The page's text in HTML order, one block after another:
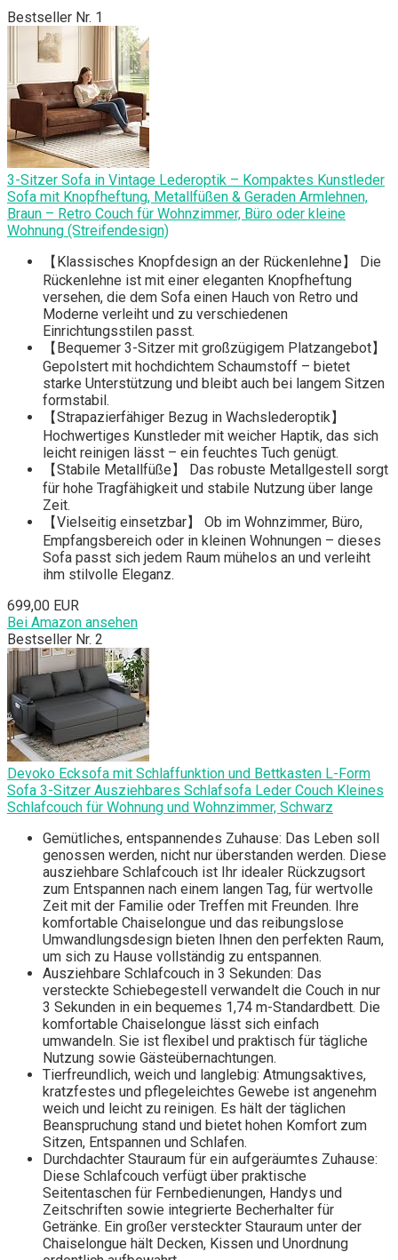
Bestseller Nr. 1
3-Sitzer Sofa in Vintage Lederoptik – Kompaktes Kunstleder
Sofa mit Knopfheftung, Metallfüßen & Geraden Armlehnen,
Braun – Retro Couch für Wohnzimmer, Büro oder kleine
Wohnung (Streifendesign)
【Klassisches Knopfdesign an der Rückenlehne】 Die
Rückenlehne ist mit einer eleganten Knopfheftung
versehen, die dem Sofa einen Hauch von Retro und
Moderne verleiht und zu verschiedenen
Einrichtungsstilen passt.
【Bequemer 3-Sitzer mit großzügigem Platzangebot】
Gepolstert mit hochdichtem Schaumstoff – bietet
starke Unterstützung und bleibt auch bei langem Sitzen
formstabil.
【Strapazierfähiger Bezug in Wachslederoptik】
Hochwertiges Kunstleder mit weicher Haptik, das sich
leicht reinigen lässt – ein feuchtes Tuch genügt.
【Stabile Metallfüße】 Das robuste Metallgestell sorgt
für hohe Tragfähigkeit und stabile Nutzung über lange
Zeit.
【Vielseitig einsetzbar】 Ob im Wohnzimmer, Büro,
Empfangsbereich oder in kleinen Wohnungen – dieses
Sofa passt sich jedem Raum mühelos an und verleiht
ihm stilvolle Eleganz.
699,00 EUR
Bei Amazon ansehen
Bestseller Nr. 2
Devoko Ecksofa mit Schlaffunktion und Bettkasten L-Form
Sofa 3-Sitzer Ausziehbares Schlafsofa Leder Couch Kleines
Schlafcouch für Wohnung und Wohnzimmer, Schwarz
Gemütliches, entspannendes Zuhause: Das Leben soll
genossen werden, nicht nur überstanden werden. Diese
ausziehbare Schlafcouch ist Ihr idealer Rückzugsort
zum Entspannen nach einem langen Tag, für wertvolle
Zeit mit der Familie oder Treffen mit Freunden. Ihre
komfortable Chaiselongue und das reibungslose
Umwandlungsdesign bieten Ihnen den perfekten Raum,
um sich zu Hause vollständig zu entspannen.
Ausziehbare Schlafcouch in 3 Sekunden: Das
versteckte Schiebegestell verwandelt die Couch in nur
3 Sekunden in ein bequemes 1,74 m-Standardbett. Die
komfortable Chaiselongue lässt sich einfach
umwandeln. Sie ist flexibel und praktisch für tägliche
Nutzung sowie Gästeübernachtungen.
Tierfreundlich, weich und langlebig: Atmungsaktives,
kratzfestes und pflegeleichtes Gewebe ist angenehm
weich und leicht zu reinigen. Es hält der täglichen
Beanspruchung stand und bietet hohen Komfort zum
Sitzen, Entspannen und Schlafen.
Durchdachter Stauraum für ein aufgeräumtes Zuhause:
Diese Schlafcouch verfügt über praktische
Seitentaschen für Fernbedienungen, Handys und
Zeitschriften sowie integrierte Becherhalter für
Getränke. Ein großer versteckter Stauraum unter der
Chaiselongue hält Decken, Kissen und Unordnung